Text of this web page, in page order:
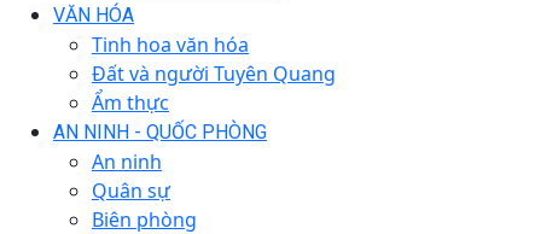
VĂN HÓA
Tinh hoa văn hóa
Đất và người Tuyên Quang
Ẩm thực
AN NINH - QUỐC PHÒNG
An ninh
Quân sự
Biên phòng